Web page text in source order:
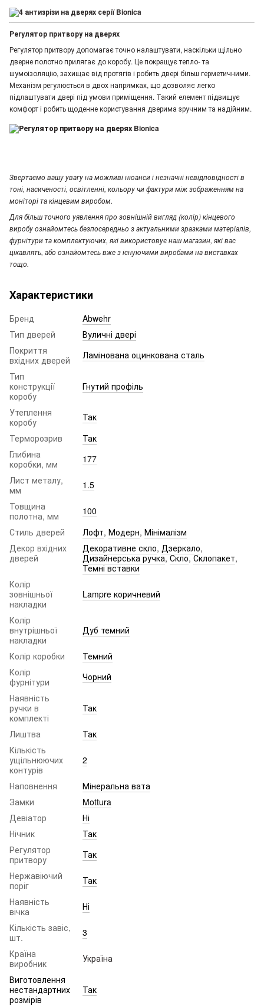
Регулятор притвору на дверях
Регулятор притвору допомагає точно налаштувати, наскільки щільно
дверне полотно прилягає до коробу. Це покращує тепло- та
шумоізоляцію, захищає від протягів і робить двері більш герметичними.
Механізм регулюється в двох напрямках, що дозволяє легко
підлаштувати двері під умови приміщення. Такий елемент підвищує
комфорт і робить щоденне користування дверима зручним та надійним.
Звертаємо вашу увагуна можливі нюанси і незначні невідповідності в
тоні, насиченості, освітленні, кольору чи фактури між зображенням на
моніторі та кінцевим виробом.
Для більш точного уявлення про зовнішній вигляд (колір) кінцевого
виробу ознайомтесь безпосередньо з актуальними зразками матеріалів,
фурнітури та комплектуючих, які використовує наш магазин, які вас
цікавлять, або ознайомтесь вже з існуючими виробами на виставках
тощо.
Характеристики
Бренд
Abwehr
Тип дверей
Вуличні двері
Покриття
вхідних дверей
Ламінована оцинкована сталь
Тип
конструкції
коробу
Гнутий профіль
Утеплення
коробу
Так
Терморозрив
Так
Глибина
коробки, мм
177
Лист металу,
мм
1.5
Товщина
полотна, мм
100
Стиль дверей
Лофт, Модерн, Мінімалізм
Декор вхідних
дверей
Декоративне скло, Дзеркало,
Дизайнерська ручка,Скло,Склопакет,
Темні вставки
Колір
зовнішньої
накладки
Lampre коричневий
Колір
внутрішньої
накладки
Дуб темний
Колір коробки
Темний
Колір
фурнітури
Чорний
Наявність
ручки в
комплекті
Так
Лиштва
Так
Кількість
ущільнюючих
контурів
2
Наповнення
Мінеральна вата
Замки
Mottura
Девіатор
Ні
Нічник
Так
Регулятор
притвору
Так
Нержавіючий
поріг
Так
Наявність
вічка
Ні
Кількість завіс,
шт.
3
Країна
виробник
Україна
Виготовлення
нестандартних
розмірів
Так